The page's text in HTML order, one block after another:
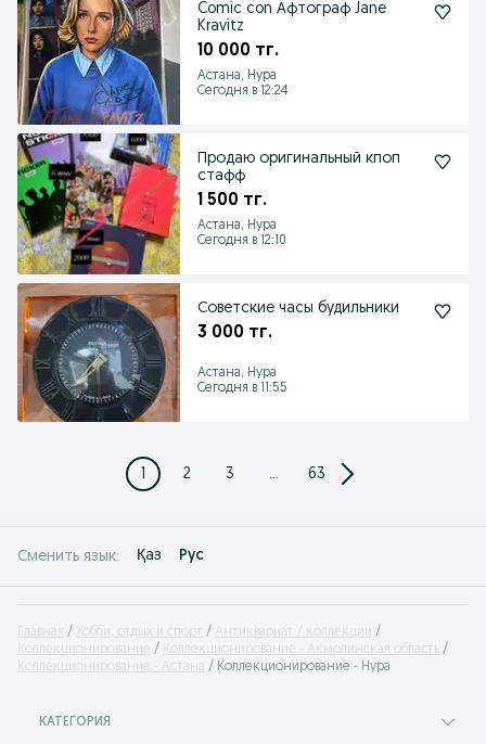
Comic con Афтограф Jane
Kravitz
10 000 тг.
Астана, Нура
Сегодня в 12:24
Продаю оригинальный кпоп
стафф
1 500 тг.
Астана, Нура
Сегодня в 12:10
Советские часы будильники
3 000 тг.
Астана, Нура
Сегодня в 11:55
1 2 3 ... 63
Сменить язык: Қаз Рус
Главная Хобби, отдых и спорт
Антиквариат / коллекции
Коллекционирование
Коллекционирование - Акмолинская область
Коллекционирование - Астана
Коллекционирование - Нура
КАТЕГОРИЯ